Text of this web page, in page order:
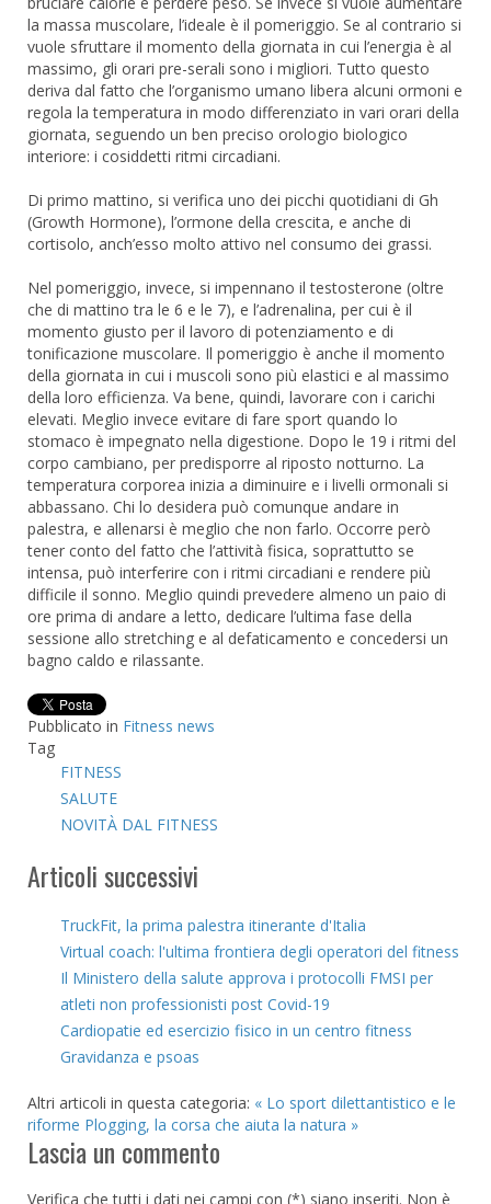
la massa muscolare, l’ideale è il pomeriggio. Se al contrario si
vuole sfruttare il momento della giornata in cui l’energia è al
massimo, gli orari pre-serali sono i migliori. Tutto questo
deriva dal fatto che l’organismo umano libera alcuni ormoni e
regola la temperatura in modo differenziato in vari orari della
giornata, seguendo un ben preciso orologio biologico
interiore: i cosiddetti ritmi circadiani.
Di primo mattino, si verifica uno dei picchi quotidiani di Gh
(Growth Hormone), l’ormone della crescita, e anche di
cortisolo, anch’esso molto attivo nel consumo dei grassi.
Nel pomeriggio, invece, si impennano il testosterone (oltre
che di mattino tra le 6 e le 7), e l’adrenalina, per cui è il
momento giusto per il lavoro di potenziamento e di
tonificazione muscolare. Il pomeriggio è anche il momento
della giornata in cui i muscoli sono più elastici e al massimo
della loro efficienza. Va bene, quindi, lavorare con i carichi
elevati. Meglio invece evitare di fare sport quando lo
stomaco è impegnato nella digestione. Dopo le 19 i ritmi del
corpo cambiano, per predisporre al riposto notturno. La
temperatura corporea inizia a diminuire e i livelli ormonali si
abbassano. Chi lo desidera può comunque andare in
palestra, e allenarsi è meglio che non farlo. Occorre però
tener conto del fatto che l’attività fisica, soprattutto se
intensa, può interferire con i ritmi circadiani e rendere più
difficile il sonno. Meglio quindi prevedere almeno un paio di
ore prima di andare a letto, dedicare l’ultima fase della
sessione allo stretching e al defaticamento e concedersi un
bagno caldo e rilassante.
Pubblicato in Fitness news
Tag
FITNESS
SALUTE
NOVITÀ DAL FITNESS
Articoli successivi
TruckFit, la prima palestra itinerante d'Italia
Virtual coach: l'ultima frontiera degli operatori del fitness
Il Ministero della salute approva i protocolli FMSI per
atleti non professionisti post Covid-19
Cardiopatie ed esercizio fisico in un centro fitness
Gravidanza e psoas
Altri articoli in questa categoria: « Lo sport dilettantistico e le
riforme Plogging, la corsa che aiuta la natura »
Lascia un commento
Verifica che tutti i dati nei campi con (*) siano inseriti. Non è